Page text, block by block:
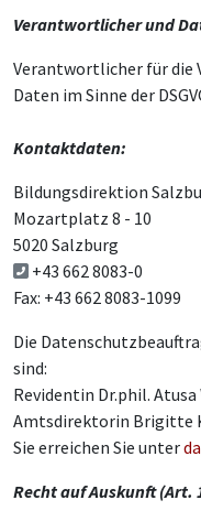
Verantwortlicher und
Verantwortlicher für die
Daten im Sinne der
Kontaktdaten:
Bildungsdirektion
Mozartplatz 8 - 10
5020 Salzburg
+43 662 8083-0
Fax: +43 662 8083-1099
Die
sind:
Revidentin Dr.phil.
Amtsdirektorin Brigitte
Sie erreichen Sie unter
Recht auf Auskunft (Art.